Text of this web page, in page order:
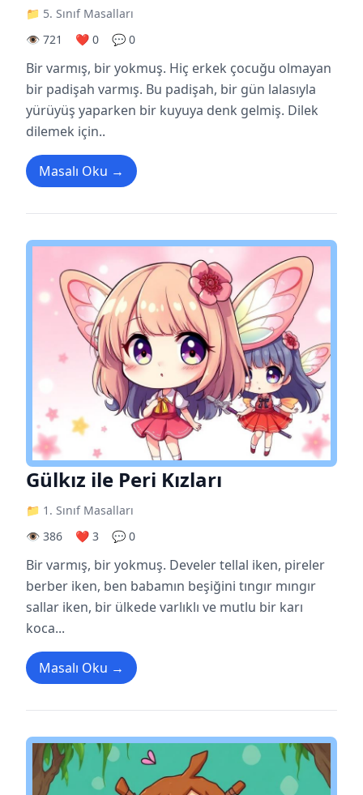
📁 5. Sınıf Masalları
👁️ 721
❤️ 0 💬 0
Bir varmış, bir yokmuş. Hiç erkek çocuğu olmayan
bir padişah varmış. Bu padişah, bir gün lalasıyla
yürüyüş yaparken bir kuyuya denk gelmiş. Dilek
dilemek için..
Masalı Oku →
Gülkız ile Peri Kızları
📁 1. Sınıf Masalları
👁️ 386
❤️ 3 💬 0
Bir varmış, bir yokmuş. Develer tellal iken, pireler
berber iken, ben babamın beşiğini tıngır mıngır
sallar iken, bir ülkede varlıklı ve mutlu bir karı
koca...
Masalı Oku →